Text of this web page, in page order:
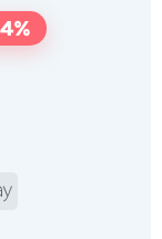
Apple